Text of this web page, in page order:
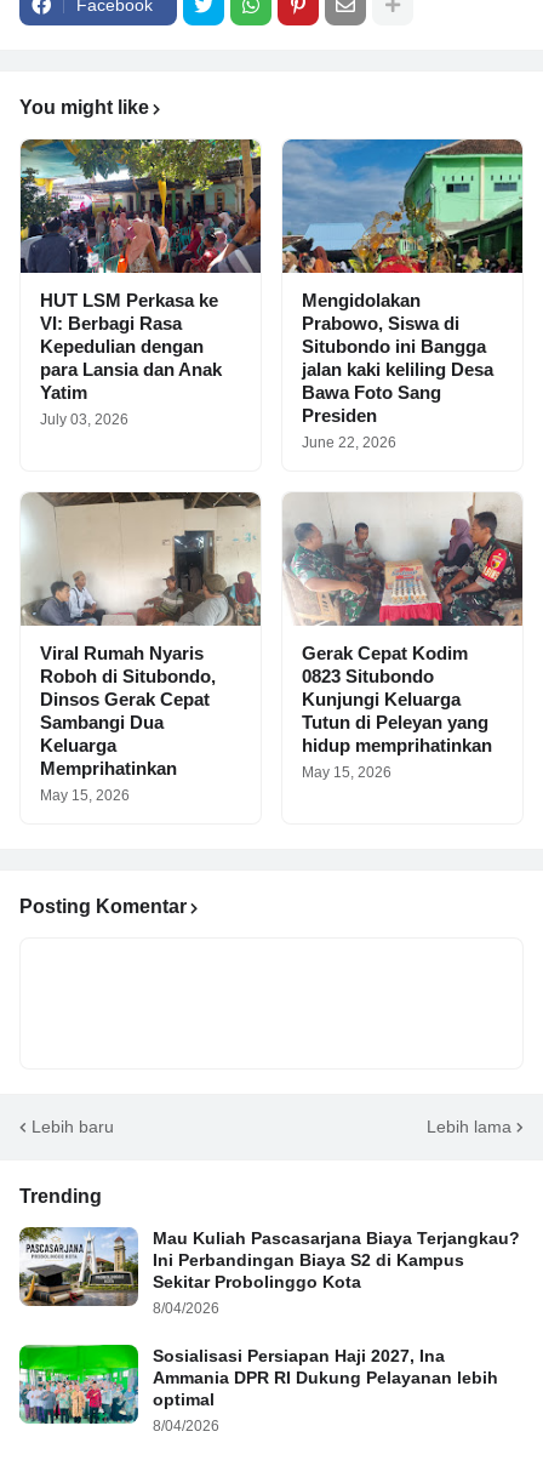
Facebook
You might like
HUT LSM Perkasa ke
VI: Berbagi Rasa
Kepedulian dengan
para Lansia dan Anak
Yatim
July 03, 2026
Mengidolakan
Prabowo, Siswa di
Situbondo ini Bangga
jalan kaki keliling Desa
Bawa Foto Sang
Presiden
June 22, 2026
Viral Rumah Nyaris
Roboh di Situbondo,
Dinsos Gerak Cepat
Sambangi Dua
Keluarga
Memprihatinkan
May 15, 2026
Gerak Cepat Kodim
0823 Situbondo
Kunjungi Keluarga
Tutun di Peleyan yang
hidup memprihatinkan
May 15, 2026
Posting Komentar
Lebih baru Lebih lama
Trending
Mau Kuliah Pascasarjana Biaya Terjangkau?
Ini Perbandingan Biaya S2 di Kampus
Sekitar Probolinggo Kota
8/04/2026
Sosialisasi Persiapan Haji 2027, Ina
Ammania DPR RI Dukung Pelayanan lebih
optimal
8/04/2026